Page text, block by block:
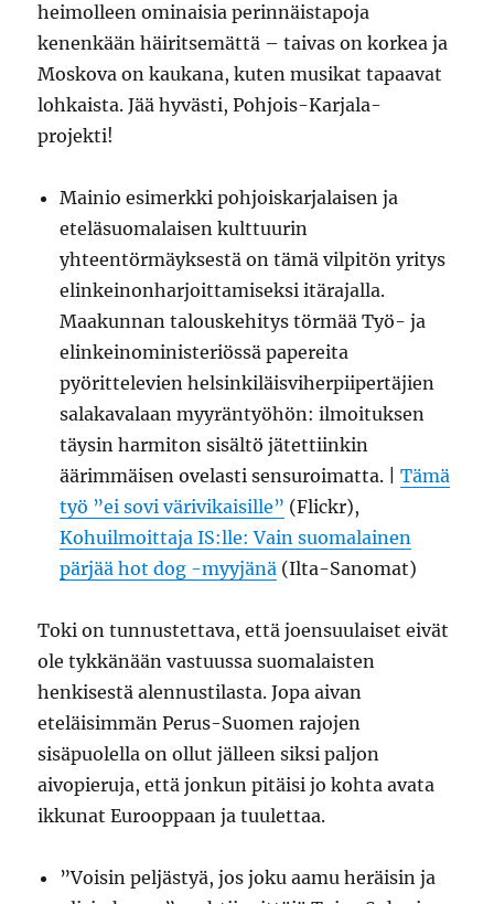
heimolleen ominaisia perinnäistapoja
kenenkään häiritsemättä – taivas on korkea ja
Moskova on kaukana, kuten musikat tapaavat
lohkaista. Jää hyvästi, Pohjois-Karjala-
projekti!
Mainio esimerkki pohjoiskarjalaisen ja
eteläsuomalaisen kulttuurin
yhteentörmäyksestä on tämä vilpitön yritys
elinkeinonharjoittamiseksi itärajalla.
Maakunnan talouskehitys törmää Työ- ja
elinkeinoministeriössä papereita
pyörittelevien helsinkiläisviherpiipertäjien
salakavalaan myyräntyöhön: ilmoituksen
täysin harmiton sisältö jätettiinkin
äärimmäisen ovelasti sensuroimatta. |Tämä
työ ”ei sovi värivikaisille” (Flickr),
Kohuilmoittaja IS:lle: Vain suomalainen
pärjää hot dog -myyjänä (Ilta-Sanomat)
Toki on tunnustettava, että joensuulaiset eivät
ole tykkänään vastuussa suomalaisten
henkisestä alennustilasta. Jopa aivan
eteläisimmän Perus-Suomen rajojen
sisäpuolella on ollut jälleen siksi paljon
aivopieruja, että jonkun pitäisi jo kohta avata
ikkunat Eurooppaan ja tuulettaa.
”Voisin peljästyä, jos joku aamu heräisin ja